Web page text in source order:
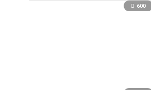
600